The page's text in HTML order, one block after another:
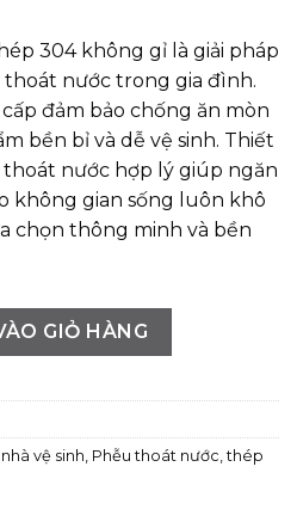
304 không gỉ là giải pháp
nước trong gia đình.
đảm bảo chống ăn mòn
bền bỉ và dễ vệ sinh. Thiết
thoát nước hợp lý giúp ngăn
không gian sống luôn khô
chọn thông minh và bền
bằng thép SUS304 không gỉ,
GIỎ HÀNG
nhà vệ sinh, Phễu thoát nước,thép